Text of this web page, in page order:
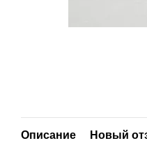
Описание Новый